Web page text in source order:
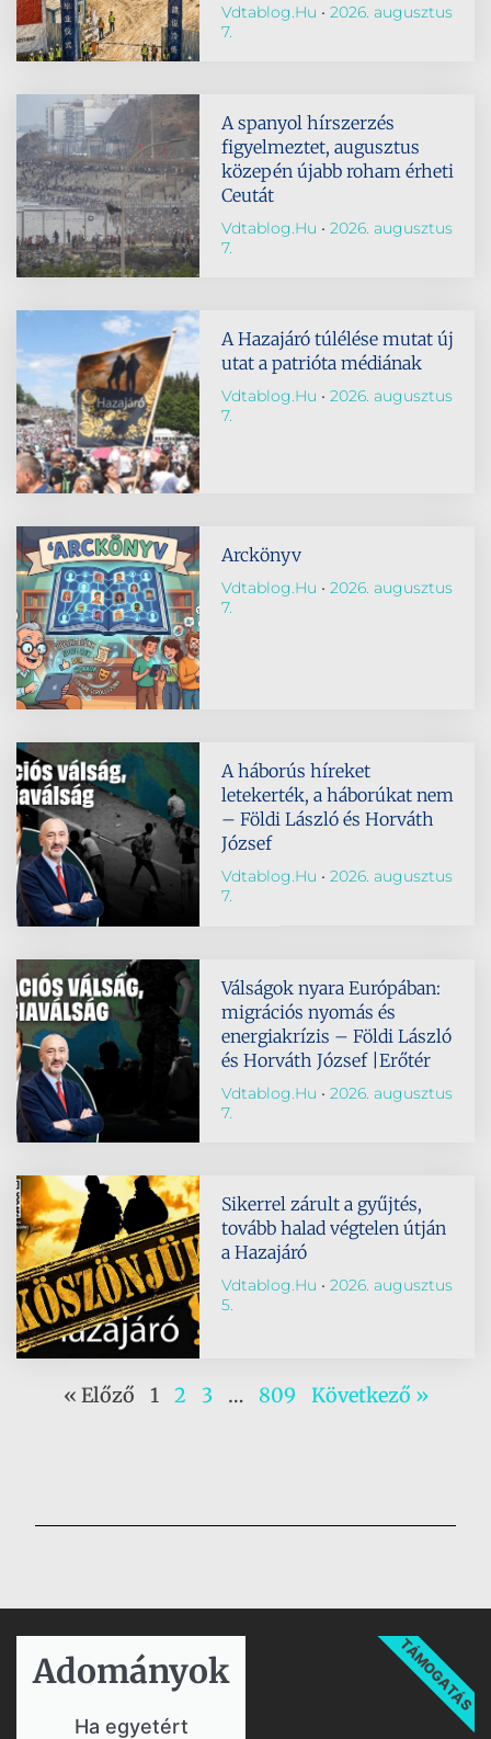
Vdtablog.hu
2026. augusztus
7.
A spanyol hírszerzés
figyelmeztet, augusztus
közepén újabb roham érheti
Ceutát
Vdtablog.hu
2026. augusztus
7.
A Hazajáró túlélése mutat új
utat a patrióta médiának
Vdtablog.hu
2026. augusztus
7.
Arckönyv
Vdtablog.hu
2026. augusztus
7.
A háborús híreket
letekerték, a háborúkat nem
– Földi László és Horváth
József
Vdtablog.hu
2026. augusztus
7.
Válságok nyara Európában:
migrációs nyomás és
energiakrízis – Földi László
és Horváth József |Erőtér
Vdtablog.hu
2026. augusztus
7.
Sikerrel zárult a gyűjtés,
tovább halad végtelen útján
a Hazajáró
Vdtablog.hu
2026. augusztus
5.
« Előző 1 2 3 … 809 Következő »
Adományok​
Ha egyetért
TÁMOGATÁS